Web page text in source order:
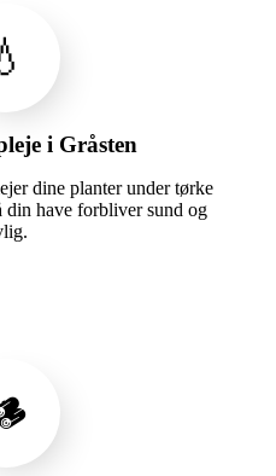
i Gråsten
dine planter under tørke
din have forbliver sund og